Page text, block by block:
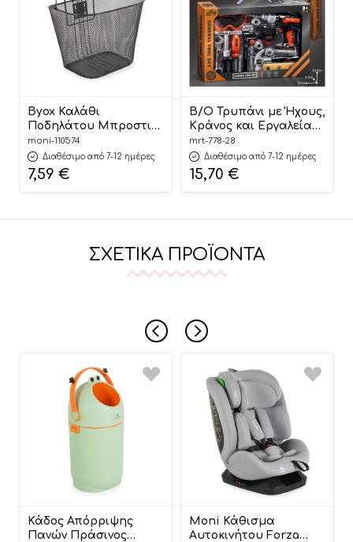
Byox Καλάθι
Ποδηλάτου Μπροστινό
JK85513 3800146215354
moni-110574
Διαθέσιμο από 7-12 ημέρες
7,59 €
B/O Τρυπάνι με Ήχους,
Κράνος και Εργαλεία
778-28 3+ – Martin Toys
mrt-778-28
Διαθέσιμο από 7-12 ημέρες
15,70 €
ΣΧΕΤΙΚΆ ΠΡΟΪΌΝΤΑ
Κάδος Απόρριψης
Πανών Πράσινος
Moni Κάθισμα
Αυτοκινήτου Forza